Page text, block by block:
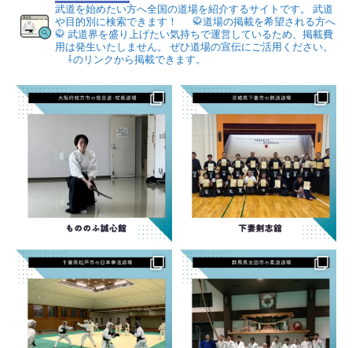
武道を始めたい方へ全国の道場を紹介するサイトです。
武道
や目的別に検索できます！
🥋道場の掲載を希望される方へ
🥋 武道界を盛り上げたい気持ちで運営しているため、掲載費
用は発生いたしません。
ぜひ道場の宣伝にご活用ください。
⇩のリンクから掲載できます。